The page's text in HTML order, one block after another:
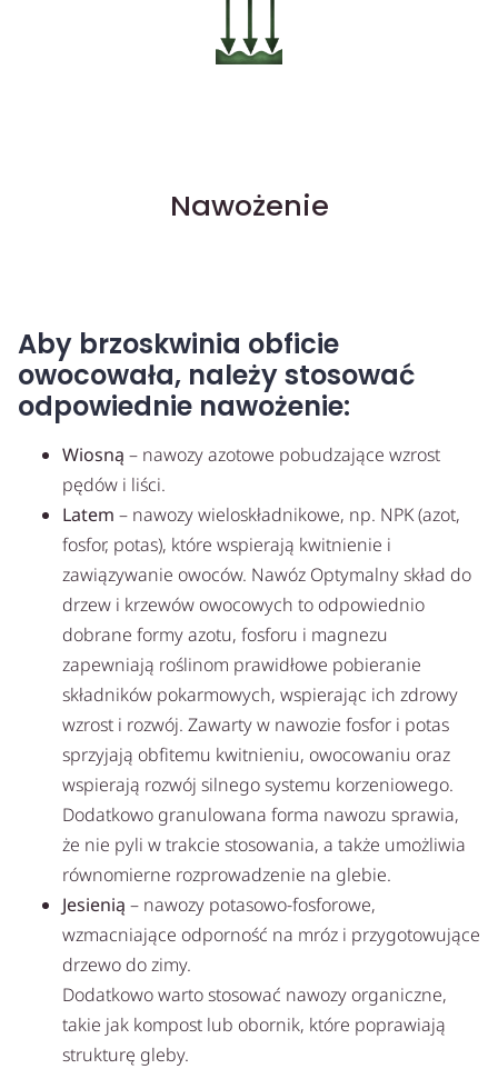
Nawożenie
Aby brzoskwinia obficie
owocowała, należy stosować
odpowiednie nawożenie:
Wiosną – nawozy azotowe pobudzające wzrost
pędów i liści.
Latem – nawozy wieloskładnikowe, np. NPK (azot,
fosfor, potas), które wspierają kwitnienie i
zawiązywanie owoców. Nawóz Optymalny skład do
drzew i krzewów owocowych to odpowiednio
dobrane formy azotu, fosforu i magnezu
zapewniają roślinom prawidłowe pobieranie
składników pokarmowych, wspierając ich zdrowy
wzrost i rozwój. Zawarty w nawozie fosfor i potas
sprzyjają obfitemu kwitnieniu, owocowaniu oraz
wspierają rozwój silnego systemu korzeniowego.
Dodatkowo granulowana forma nawozu sprawia,
że nie pyli w trakcie stosowania, a także umożliwia
równomierne rozprowadzenie na glebie.
Jesienią – nawozy potasowo-fosforowe,
wzmacniające odporność na mróz i przygotowujące
drzewo do zimy.
Dodatkowo warto stosować nawozy organiczne,
takie jak kompost lub obornik, które poprawiają
strukturę gleby.